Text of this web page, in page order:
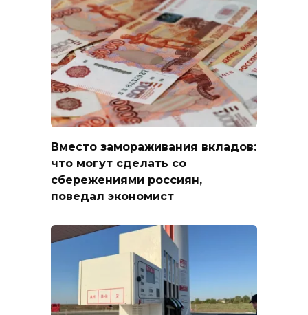
Вместо замораживания вкладов:
что могут сделать со
сбережениями россиян,
поведал экономист